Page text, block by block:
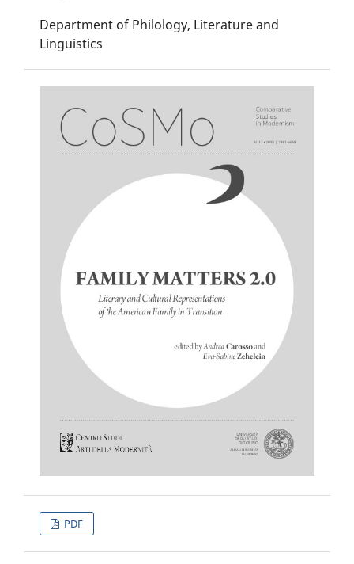
Department of Philology, Literature and
Linguistics
PDF